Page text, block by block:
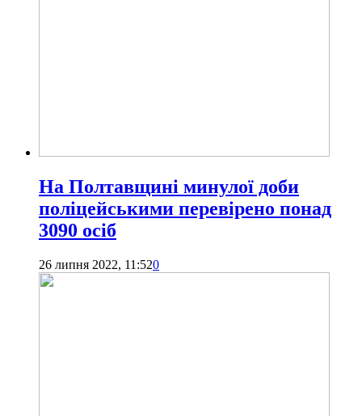
На Полтавщині минулої доби
поліцейськими перевірено понад
3090 осіб
26 липня 2022, 11:520